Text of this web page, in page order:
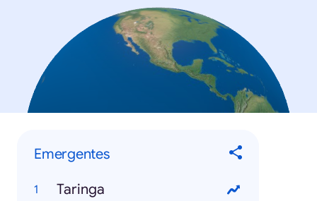
Emergentes
Taringa